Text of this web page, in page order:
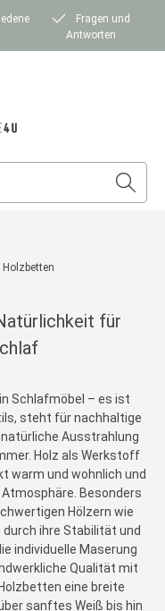
Fragen und
Antworten
Holzbetten
für
Schlafmöbel – es ist
steht für nachhaltige
Ausstrahlung
Holz als Werkstoff
warm und wohnlich und
Besonders
Hölzern wie
durch ihre Stabilität und
individuelle Maserung
Qualität mit
eine breite
sanftes Weiß bis hin